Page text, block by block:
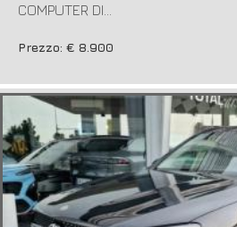
COMPUTER DI...
Prezzo: € 8.900